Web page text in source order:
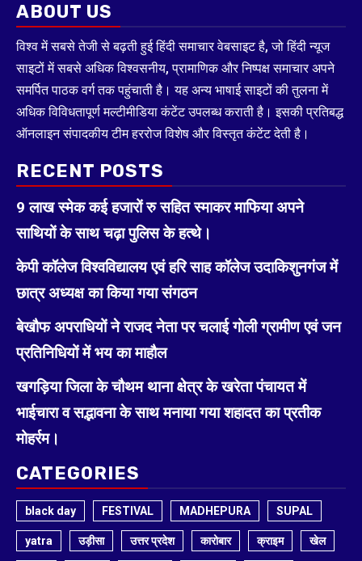
ABOUT US
विश्व में सबसे तेजी से बढ़ती हुई हिंदी समाचार वेबसाइट है, जो हिंदी न्यूज
साइटों में सबसे अधिक विश्वसनीय, प्रामाणिक और निष्पक्ष समाचार अपने
समर्पित पाठक वर्ग तक पहुंचाती है। यह अन्य भाषाई साइटों की तुलना में
अधिक विविधतापूर्ण मल्टीमीडिया कंटेंट उपलब्ध कराती है। इसकी प्रतिबद्ध
ऑनलाइन संपादकीय टीम हररोज विशेष और विस्तृत कंटेंट देती है।
RECENT POSTS
9 लाख स्मेक कई हजारों रु सहित स्माकर माफिया अपने
साथियों के साथ चढ़ा पुलिस के हत्थे।
केपी कॉलेज विश्वविद्यालय एवं हरि साह कॉलेज उदाकिशुनगंज में
छात्र अध्यक्ष का किया गया संगठन
बेखौफ अपराधियों ने राजद नेता पर चलाई गोली ग्रामीण एवं जन
प्रतिनिधियों में भय का माहौल
खगड़िया जिला के चौथम थाना क्षेत्र के खरेता पंचायत में
भाईचारा व सद्भावना के साथ मनाया गया शहादत का प्रतीक
मोहर्रम।
CATEGORIES
black day FESTIVAL MADHEPURA SUPAL
yatra उड़ीसा उत्तर प्रदेश कारोबार क्राइम खेल